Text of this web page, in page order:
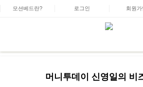
모션베드란? 로그인 회원가
머니투데이 신영일의 비